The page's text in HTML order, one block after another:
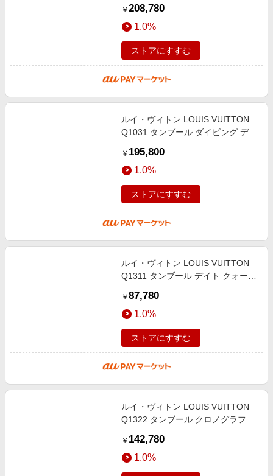
_946675
￥ 208,780
1.0%
ストアにすすむ
ルイ・ヴィトン LOUIS VUITTON
Q1031 タンブール ダイビング デイ
￥ 195,800
1.0%
ストアにすすむ
ルイ・ヴィトン LOUIS VUITTON
Q1311 タンブール デイト クォーツ
￥ 87,780
1.0%
ストアにすすむ
ルイ・ヴィトン LOUIS VUITTON
Q1322 タンブール クロノグラフ デ
付き_939716
￥ 142,780
1.0%